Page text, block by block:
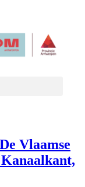
Vlaamse